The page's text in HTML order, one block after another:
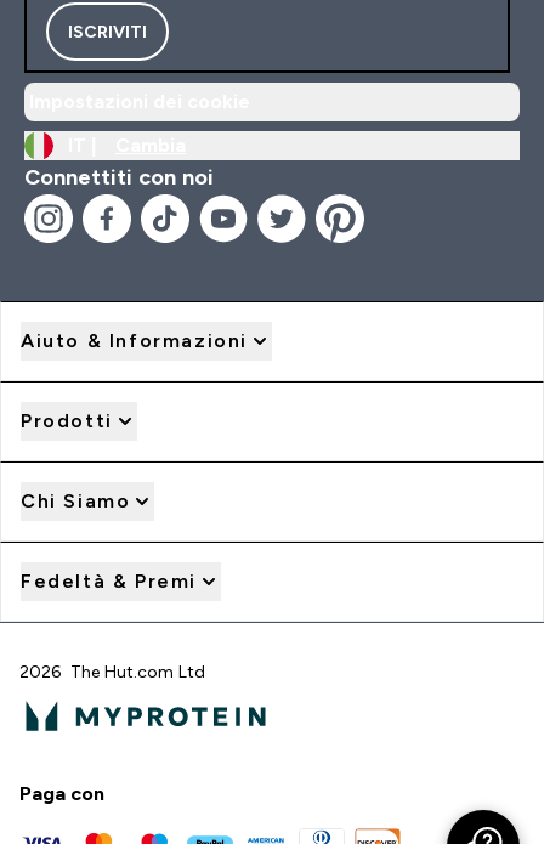
ISCRIVITI
Connettiti con noi
Aiuto & Informazioni
Prodotti
Chi Siamo
Fedeltà & Premi
2026 The Hut.com Ltd
Paga con